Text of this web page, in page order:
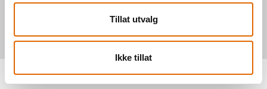
Tillat utvalg
Ikke tillat
Copyright © 2026 Symaskiner AS - All rights reserved
Forretningssystemognettbutikkløsninglevert avMulticase™